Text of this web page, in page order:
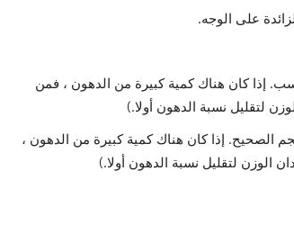
على الوجه.
إذا كان هناك كمية كبيرة من الدهون ، فمن
لتقليل نسبة الدهون أولا.)
الصحيح. إذا كان هناك كمية كبيرة من الدهون ،
لتقليل نسبة الدهون أولا.)